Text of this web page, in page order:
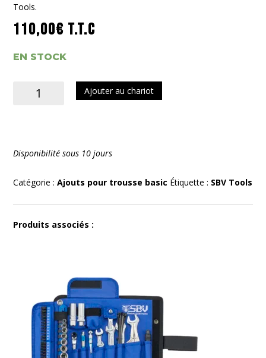
Tools.
110,00€ T.T.C
EN STOCK
quantité
Moto
Ajouter au chariot
Disponibilité sous 10 jours
Catégorie :Ajouts pour trousse basic Étiquette : SBV Tools
Produits associés :